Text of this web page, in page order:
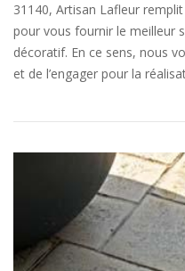
31140, Artisan Lafleur
pour vous fournir le meilleur
décoratif. En ce sens, nous
et de l’engager pour la